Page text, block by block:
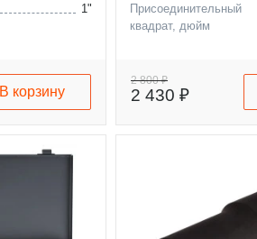
1"
В корзину
Присоединительный
квадрат, дюйм
2 800 ₽
2 430 ₽